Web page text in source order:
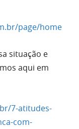
page/home
situação e
aqui em
7-atitudes-
com-